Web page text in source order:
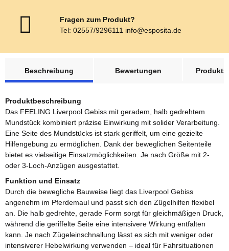
Fragen zum Produkt?
Tel: 02557/9296111 info@esposita.de
Beschreibung
Bewertungen
Produktbeschreibung
Das FEELING Liverpool Gebiss mit geradem, halb gedrehtem
Mundstück kombiniert präzise Einwirkung mit solider Verarbeitung.
Eine Seite des Mundstücks ist stark geriffelt, um eine gezielte
Hilfengebung zu ermöglichen. Dank der beweglichen Seitenteile
bietet es vielseitige Einsatzmöglichkeiten. Je nach Größe mit 2-
oder 3-Loch-Anzügen ausgestattet.
Funktion und Einsatz
Durch die bewegliche Bauweise liegt das Liverpool Gebiss
angenehm im Pferdemaul und passt sich den Zügelhilfen flexibel
an. Die halb gedrehte, gerade Form sorgt für gleichmäßigen Druck,
während die geriffelte Seite eine intensivere Wirkung entfalten
kann. Je nach Zügeleinschnallung lässt es sich mit weniger oder
intensiverer Hebelwirkung verwenden – ideal für Fahrsituationen